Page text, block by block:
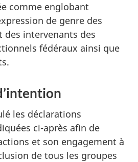
comme englobant
de genre des
des intervenants des
fédéraux ainsi que
les déclarations
ci-après afin de
et son engagement à
de tous les groupes